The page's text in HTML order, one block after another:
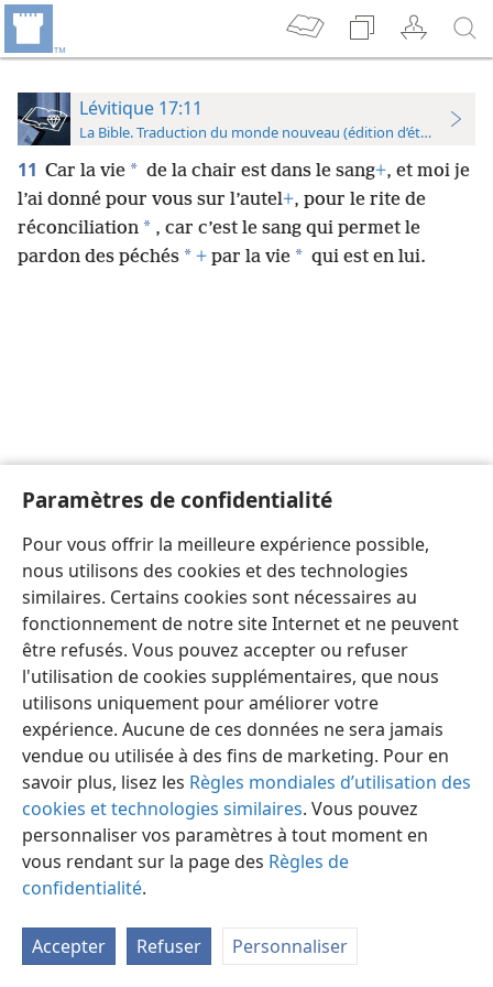
Paramètres de confidentialité
Pour vous offrir la meilleure expérience possible,
nous utilisons des cookies et des technologies
similaires. Certains cookies sont nécessaires au
fonctionnement de notre site Internet et ne peuvent
être refusés. Vous pouvez accepter ou refuser
l'utilisation de cookies supplémentaires, que nous
utilisons uniquement pour améliorer votre
expérience. Aucune de ces données ne sera jamais
vendue ou utilisée à des fins de marketing. Pour en
savoir plus, lisez les Règles mondiales d’utilisation des
cookies et technologies similaires. Vous pouvez
personnaliser vos paramètres à tout moment en
vous rendant sur la page des Règles de
confidentialité.
Accepter Refuser Personnaliser
Lévitique 17:11
La Bible. Traduction du monde nouveau (édition d’étude)
11 Car la vie * de la chair est dans le sang+, et moi je
l’ai donné pour vous sur l’autel+, pour le rite de
réconciliation * , car c’est le sang qui permet le
pardon des péchés * + par la vie * qui est en lui.
Préférences
Copyright© 2026 Watch Tower Bible and Tract Society of Pennsylvania
Conditions d’utilisation
Règles de confidentialité
Paramètres de confidentialité
JW.ORG Se connecter